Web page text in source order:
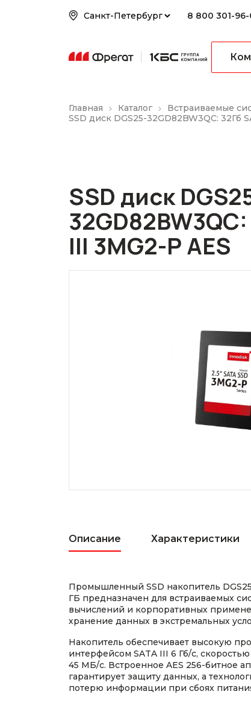
8 800 301-
Главная Каталог Встраиваемые
SSD диск DGS25-32GD82BW3QC: 32Гб
SSD диск
III 3MG2-P AES
Описание Характеристики
Промышленный SSD накопитель
ГБ предназначен для встраиваемых
вычислений и корпоративных
хранение данных в экстремальных
Накопитель обеспечивает высокую
интерфейсом SATA III 6 Гб/с,
45 МБ/с. Встроенное AES 256-битное
гарантирует защиту данных, а
потерю информации при сбоях